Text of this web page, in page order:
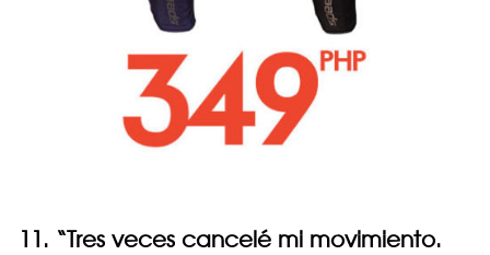
11. “Tres veces cancelé mi movimiento.